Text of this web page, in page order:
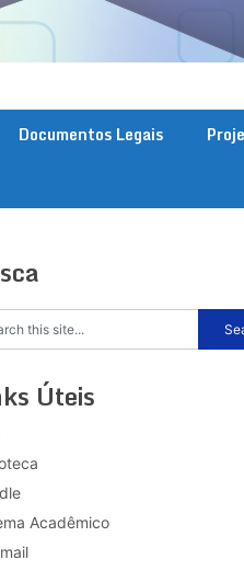
Documentos Legais
Úteis
Acadêmico